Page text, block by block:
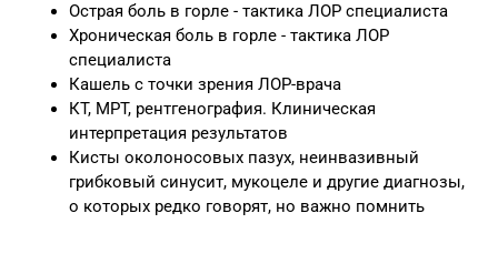
Острая боль в горле - тактика ЛОР специалиста
Хроническая боль в горле - тактика ЛОР
специалиста
Кашель с точки зрения ЛОР-врача
КТ, МРТ, рентгенография. Клиническая
интерпретация результатов
Кисты околоносовых пазух, неинвазивный
грибковый синусит, мукоцеле и другие диагнозы,
о которых редко говорят, но важно помнить